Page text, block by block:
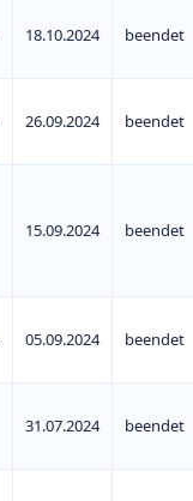
18.10.2024 beendet
26.09.2024 beendet
15.09.2024 beendet
05.09.2024 beendet
31.07.2024 beendet